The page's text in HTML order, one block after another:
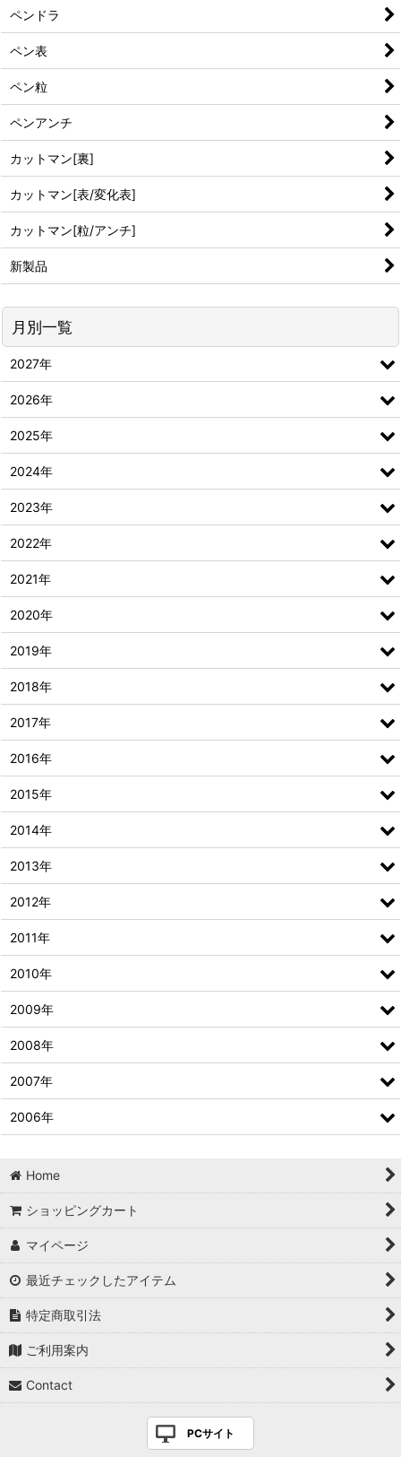
ペンドラ
ペン表
ペン粒
ペンアンチ
カットマン[裏]
カットマン[表/変化表]
カットマン[粒/アンチ]
新製品
月別一覧
2027年
2026年
2025年
2024年
2023年
2022年
2021年
2020年
2019年
2018年
2017年
2016年
2015年
2014年
2013年
2012年
2011年
2010年
2009年
2008年
2007年
2006年
Home
ショッピングカート
マイページ
最近チェックしたアイテム
特定商取引法
ご利用案内
Contact
PCサイト